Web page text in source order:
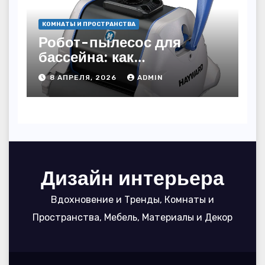
КОМНАТЫ И ПРОСТРАНСТВА
Робот-пылесос для
бассейна: как
пользоваться, чтобы
вода блестела, а
устройство служило 7
8 АПРЕЛЯ, 2026 ADMIN
Дизайн интерьера
Вдохновение и Тренды, Комнаты и
Пространства, Мебель, Материалы и Декор